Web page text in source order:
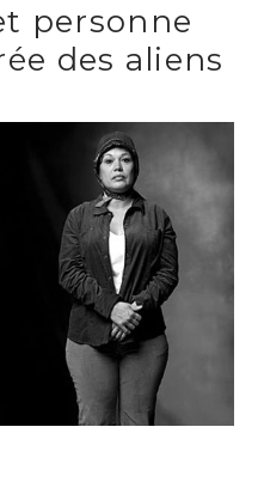
personne
des aliens